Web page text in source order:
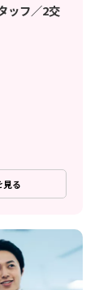
ッフ／2交
見る